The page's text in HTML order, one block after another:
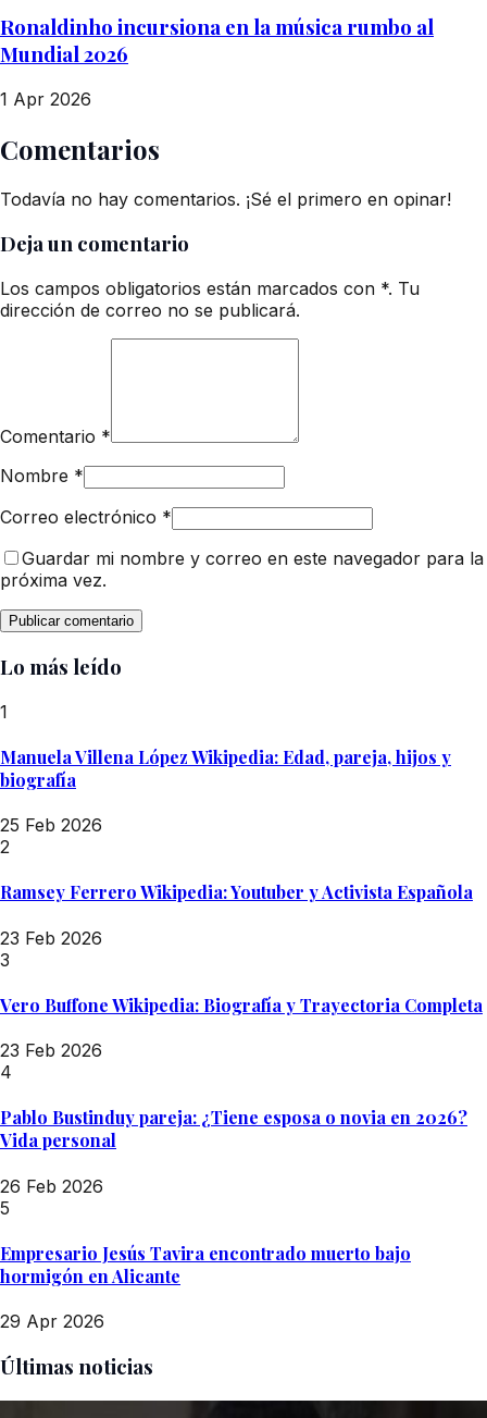
Ronaldinho incursiona en la música rumbo al
Mundial 2026
1 Apr 2026
Comentarios
Todavía no hay comentarios. ¡Sé el primero en opinar!
Deja un comentario
Los campos obligatorios están marcados con *. Tu
dirección de correo no se publicará.
Comentario *
Nombre *
Correo electrónico *
Guardar mi nombre y correo en este navegador para la
próxima vez.
Lo más leído
1
Manuela Villena López Wikipedia: Edad, pareja, hijos y
biografía
25 Feb 2026
2
Ramsey Ferrero Wikipedia: Youtuber y Activista Española
23 Feb 2026
3
Vero Buffone Wikipedia: Biografía y Trayectoria Completa
23 Feb 2026
4
Pablo Bustinduy pareja: ¿Tiene esposa o novia en 2026?
Vida personal
26 Feb 2026
5
Empresario Jesús Tavira encontrado muerto bajo
hormigón en Alicante
29 Apr 2026
Últimas noticias